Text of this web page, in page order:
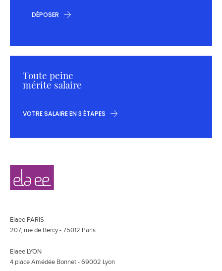
DÉPOSER
Toute peine
mérite salaire
VOTRE SALAIRE EN 3 ÉTAPES
Navigation
secondaire
Elaee
Elaee PARIS
207, rue de Bercy - 75012 Paris
Elaee LYON
4 place Amédée Bonnet - 69002 Lyon